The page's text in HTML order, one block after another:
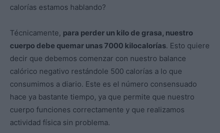
calorías estamos hablando?
Técnicamente, para perder un kilo de grasa, nuestro
cuerpo debe quemar unas 7000 kilocalorías. Esto quiere
decir que debemos comenzar con nuestro balance
calórico negativo restándole 500 calorías a lo que
consumimos a diario. Este es el número consensuado
hace ya bastante tiempo, ya que permite que nuestro
cuerpo funciones correctamente y que realizamos
actividad física sin problema.